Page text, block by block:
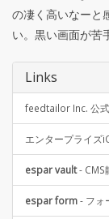
の凄く高いなーと
い。黒い画面が苦
Links
feedtailor Inc. 公
エンタープライズ
espar vault- CMS
espar form- フォ